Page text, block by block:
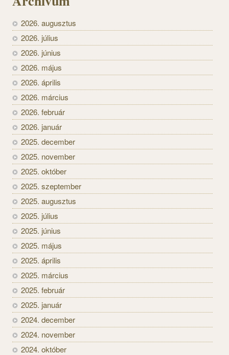
2026. augusztus
2026. július
2026. június
2026. május
2026. április
2026. március
2026. február
2026. január
2025. december
2025. november
2025. október
2025. szeptember
2025. augusztus
2025. július
2025. június
2025. május
2025. április
2025. március
2025. február
2025. január
2024. december
2024. november
2024. október